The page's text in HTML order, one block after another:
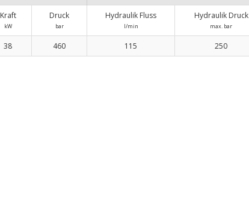
Kraft
kW
Druck
bar
Hydraulik Fluss
l/min
Hydraulik Druck
max. bar
38 460 115 250